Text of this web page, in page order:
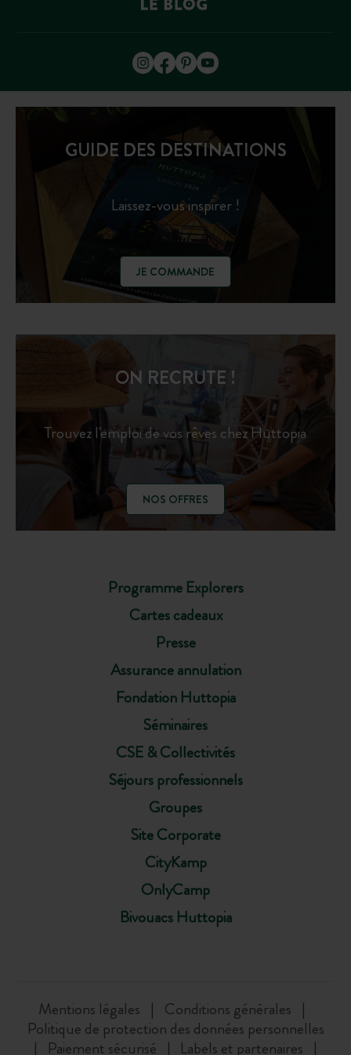
GUIDE DES DESTINATIONS
Laissez-vous inspirer !
JE COMMANDE
Programme Explorers
Cartes cadeaux
Presse
Assurance annulation
Fondation Huttopia
Séminaires
CSE & Collectivités
Séjours professionnels
Groupes
Site Corporate
CityKamp
OnlyCamp
Bivouacs Huttopia
ON RECRUTE !
Trouvez l'emploi de vos rêves chez Huttopia
NOS OFFRES
Mentions légales
Conditions générales
Politique de protection des données personnelles
Paiement sécurisé
Labels et partenaires